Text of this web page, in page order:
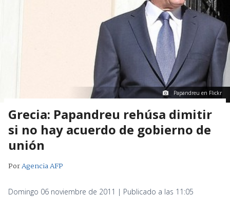
Papandreu en Flickr
Grecia: Papandreu rehúsa dimitir
si no hay acuerdo de gobierno de
unión
PorAgencia AFP
Domingo 06 noviembre de 2011 | Publicado a las 11:05